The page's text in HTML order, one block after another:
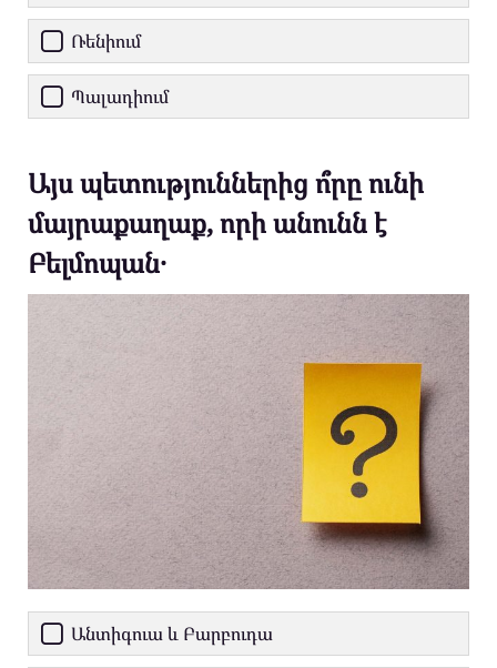
Ռենիում
Պալադիում
Այս պետություններից ո՞րը ունի
մայրաքաղաք, որի անունն է
Բելմոպան․
Անտիգուա և Բարբուդա